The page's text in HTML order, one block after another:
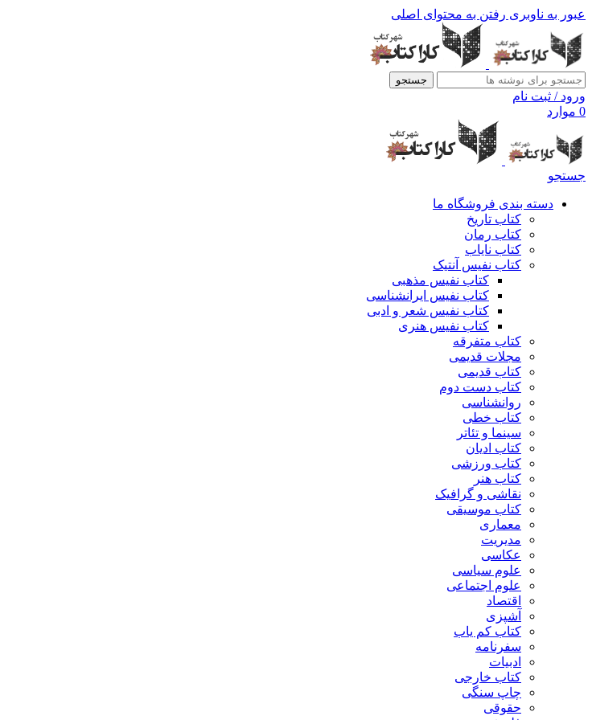
عبور به ناوبری رفتن به محتوای اصلی
جستجو
ورود / ثبت نام
0 موارد
جستجو
دسته بندی فروشگاه ما
کتاب تاریخ
کتاب رمان
کتاب نایاب
کتاب نفیس آنتیک
کتاب نفیس مذهبی
کتاب نفیس ایرانشناسی
کتاب نفیس شعر و ادبی
کتاب نفیس هنری
کتاب متفرقه
مجلات قدیمی
کتاب قدیمی
کتاب دست دوم
روانشناسی
کتاب خطی
سینما و تئاتر
کتاب ادیان
کتاب ورزشی
کتاب هنر
نقاشی و گرافیک
کتاب موسیقی
معماری
مدیریت
عکاسی
علوم سیاسی
علوم اجتماعی
اقتصاد
آشپزی
کتاب کم یاب
سفرنامه
ادبیات
کتاب خارجی
چاپ سنگی
حقوقی